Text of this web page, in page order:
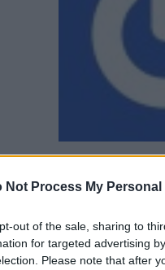
Not Process My
out of the sale, sharing to
for targeted advertising
Please note that after